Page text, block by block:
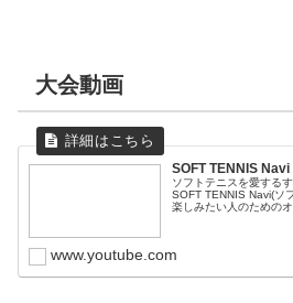
大会動画
SOFT TENNIS Navi
ソフトテニス
SOFT TENNIS Navi(ソ
楽しみたい人のための
www.youtube.com